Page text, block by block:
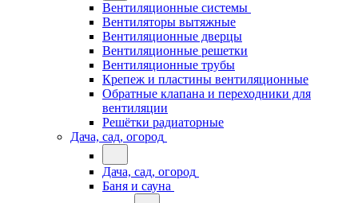
Вентиляционные системы
Вентиляторы вытяжные
Вентиляционные дверцы
Вентиляционные решетки
Вентиляционные трубы
Крепеж и пластины вентиляционные
Обратные клапана и переходники для
вентиляции
Решётки радиаторные
Дача, сад, огород
Дача, сад, огород
Баня и сауна